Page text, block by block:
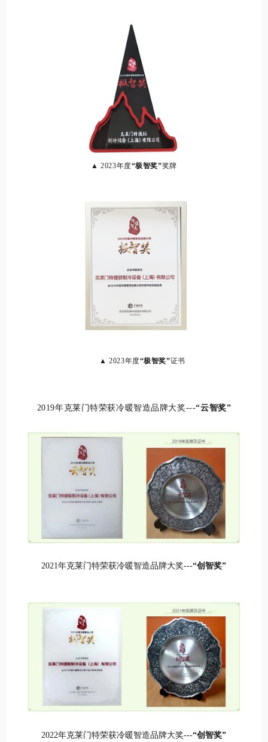
▲ 2023年度“极智奖”奖牌
▲ 2023年度“极智奖”证书
2019年克莱门特荣获冷暖智造品牌大奖---“云智奖”
2021年克莱门特荣获冷暖智造品牌大奖---“创智奖”
2022年克莱门特荣获冷暖智造品牌大奖---“创智奖”